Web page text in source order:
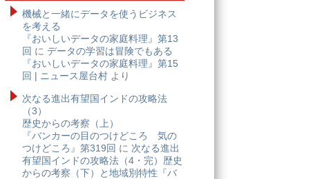
機械と一緒にデータを使うビジネス
を考える
『おいしいデータの家庭料理』第13
回 に データの学習は冒険でもある
『おいしいデータの家庭料理』第15
回 | ニュース屋台村 より
次なる進出有望国インドの攻略法
（3）
歴史からの考察（上）
『バンカーの目のつけどころ 気の
つけどころ』第319回 に 次なる進出
有望国インドの攻略法（4・完）歴史
からの考察（下）と地域別特性『バ